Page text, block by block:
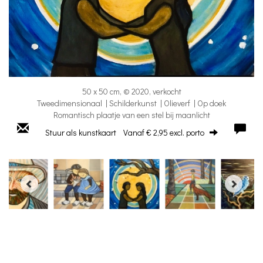
50 x 50 cm, © 2020, verkocht
Tweedimensionaal | Schilderkunst | Olieverf | Op doek
Romantisch plaatje van een stel bij maanlicht
Stuur als kunstkaart Vanaf € 2,95 excl. porto